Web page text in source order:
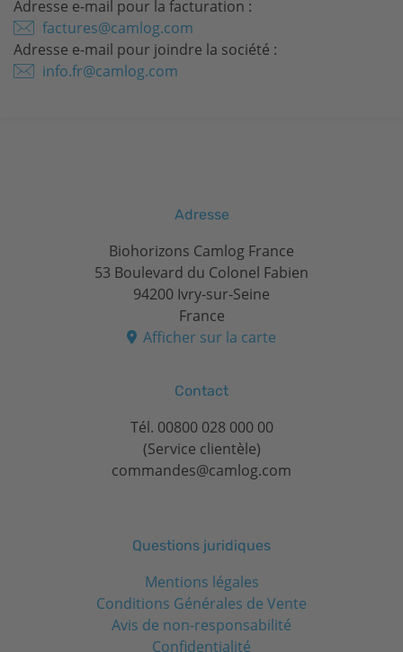
Adresse e-mail pour la facturation :
factures@camlog.com
Adresse e-mail pour joindre la société :
info.fr@camlog.com
Adresse
Biohorizons Camlog France
53 Boulevard du Colonel Fabien
94200 Ivry-sur-Seine
France
Afficher sur la carte
Contact
Tél. 00800 028 000 00
(Service clientèle)
commandes@camlog.com
Questions juridiques
Mentions légales
Conditions Générales de Vente
Avis de non-responsabilité
Confidentialité